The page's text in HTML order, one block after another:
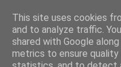
This site uses cookies
and to analyze traffic.
shared with Google
metrics to ensure